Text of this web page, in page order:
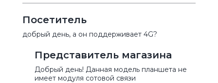
Посетитель
добрый день, а он поддерживает 4G?
Представитель магазина
Добрый день! Данная модель планшета не
имеет модуля сотовой связи